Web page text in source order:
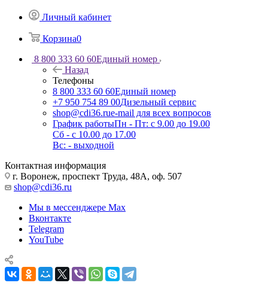
Личный кабинет
Корзина0
8 800 333 60 60Единый номер
Назад
Телефоны
8 800 333 60 60Единый номер
+7 950 754 89 00Дизельный сервис
shop@cdi36.rue-mail для всех вопросов
График работыПн - Пт: с 9.00 до 19.00
Сб - с 10.00 до 17.00
Вс: - выходной
Контактная информация
г. Воронеж, проспект Труда, 48А, оф. 507
shop@cdi36.ru
Мы в мессенджере Max
Вконтакте
Telegram
YouTube